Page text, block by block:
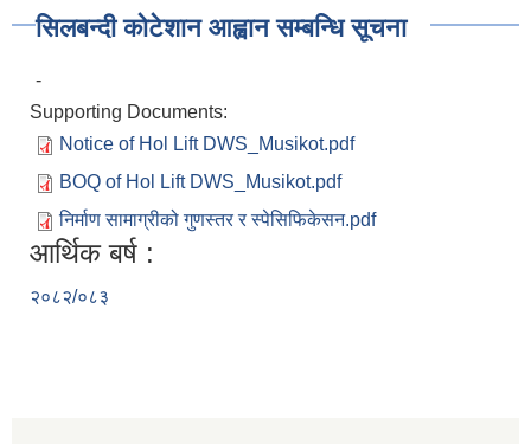
सिलबन्दी कोटेशान आह्वान सम्बन्धि सूचना
-
Supporting Documents:
Notice of Hol Lift DWS_Musikot.pdf
BOQ of Hol Lift DWS_Musikot.pdf
निर्माण सामाग्रीको गुणस्तर र स्पेसिफिकेसन.pdf
आर्थिक बर्ष :
२०८२/०८३